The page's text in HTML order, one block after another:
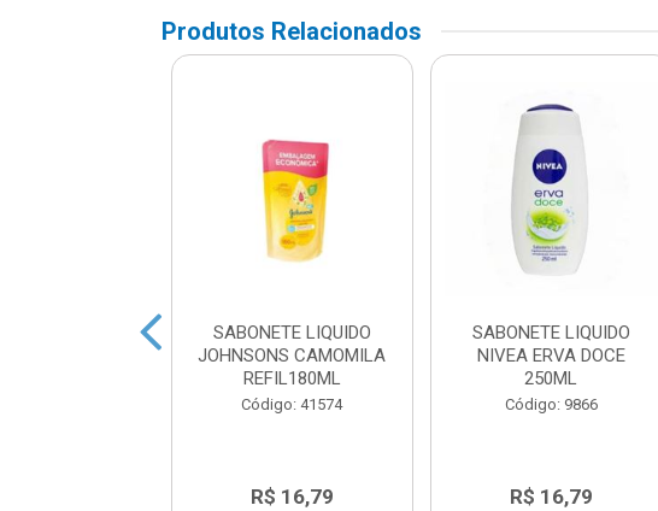
Produtos Relacionados
SABONETE LIQUIDO
JOHNSONS CAMOMILA
REFIL180ML
Código: 41574
R$ 16,79
SABONETE LIQUIDO
NIVEA ERVA DOCE
250ML
Código: 9866
R$ 16,79